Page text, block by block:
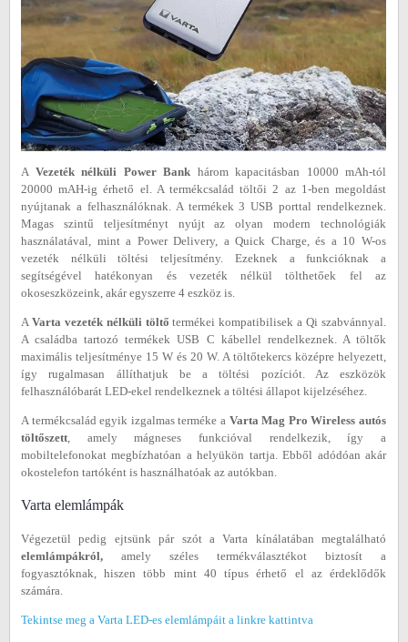
A Vezeték nélküli Power Bank három kapacitásban 10000 mAh-tól
20000 mAH-ig érhető el. A termékcsalád töltői 2 az 1-ben megoldást
nyújtanak a felhasználóknak. A termékek 3 USB porttal rendelkeznek.
Magas szintű teljesítményt nyújt az olyan modern technológiák
használatával, mint a Power Delivery, a Quick Charge, és a 10 W-os
vezeték nélküli töltési teljesítmény. Ezeknek a funkcióknak a
segítségével hatékonyan és vezeték nélkül tölthetőek fel az
okoseszközeink, akár egyszerre 4 eszköz is.
A Varta vezeték nélküli töltő termékei kompatibilisek a Qi szabvánnyal.
A családba tartozó termékek USB C kábellel rendelkeznek. A töltők
maximális teljesítménye 15 W és 20 W. A töltőtekercs középre helyezett,
így rugalmasan állíthatjuk be a töltési pozíciót. Az eszközök
felhasználóbarát LED-ekel rendelkeznek a töltési állapot kijelzéséhez.
A termékcsalád egyik izgalmas terméke a Varta Mag Pro Wireless autós
töltőszett, amely mágneses funkcióval rendelkezik, így a
mobiltelefonokat megbízhatóan a helyükön tartja. Ebből adódóan akár
okostelefon tartóként is használhatóak az autókban.
Varta elemlámpák
Végezetül pedig ejtsünk pár szót a Varta kínálatában megtalálható
elemlámpákról, amely széles termékválasztékot biztosít a
fogyasztóknak, hiszen több mint 40 típus érhető el az érdeklődők
számára.
Tekintse meg a Varta LED-es elemlámpáit a linkre kattintva